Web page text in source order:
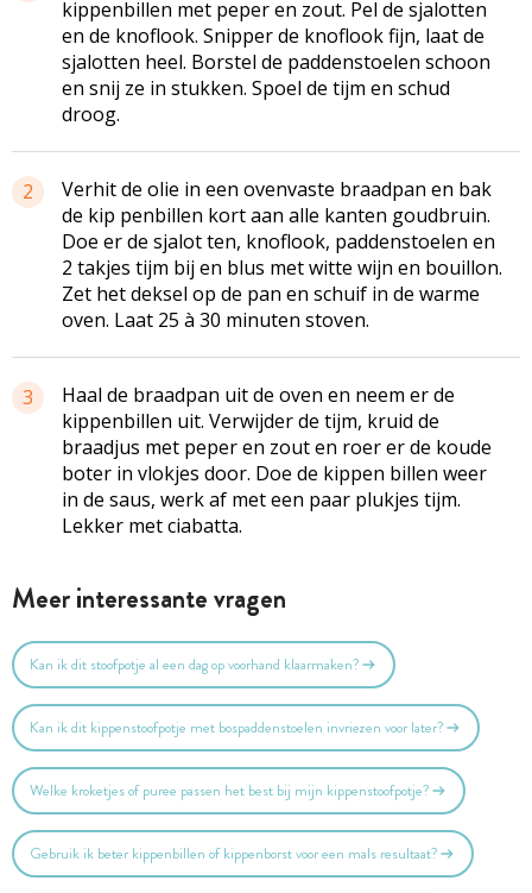
kippenbillen met peper en zout. Pel de sjalotten
en de knoflook. Snipper de knoflook fijn, laat de
sjalotten heel. Borstel de paddenstoelen schoon
en snij ze in stukken. Spoel de tijm en schud
droog.
2
Verhit de olie in een ovenvaste braadpan en bak
de kip­ penbillen kort aan alle kanten goudbruin.
Doe er de sjalot­ ten, knoflook, paddenstoelen en
2 takjes tijm bij en blus met witte wijn en bouillon.
Zet het deksel op de pan en schuif in de warme
oven. Laat 25 à 30 minuten stoven.
3
Haal de braadpan uit de oven en neem er de
kippenbillen uit. Verwijder de tijm, kruid de
braadjus met peper en zout en roer er de koude
boter in vlokjes door. Doe de kippen­ billen weer
in de saus, werk af met een paar plukjes tijm.
Lekker met ciabatta.
Meer interessante vragen
Kan ik dit stoofpotje al een dag op voorhand klaarmaken?
Kan ik dit kippenstoofpotje met bospaddenstoelen invriezen voor later?
Welke kroketjes of puree passen het best bij mijn kippenstoofpotje?
Gebruik ik beter kippenbillen of kippenborst voor een mals resultaat?